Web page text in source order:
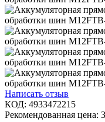
Написать отзыв
КОД: 4933472215
Рекомендованная цена: